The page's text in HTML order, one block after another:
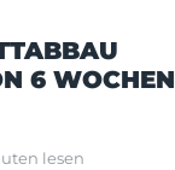
6 WOCHEN
lesen